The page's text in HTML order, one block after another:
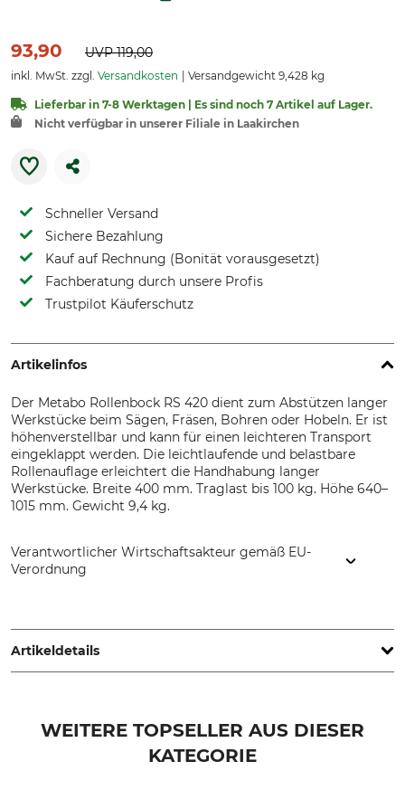
93,90 UVP119,00
inkl. MwSt. zzgl. Versandkosten Versandgewicht 9,428 kg
Lieferbar in 7-8 Werktagen | Es sind noch 7 Artikel auf Lager.
Nicht verfügbar in unserer Filiale in Laakirchen
Schneller Versand
Sichere Bezahlung
Kauf auf Rechnung (Bonität vorausgesetzt)
Fachberatung durch unsere Profis
Trustpilot Käuferschutz
Artikelinfos
Der Metabo Rollenbock RS 420 dient zum Abstützen langer
Werkstücke beim Sägen, Fräsen, Bohren oder Hobeln. Er ist
höhenverstellbar und kann für einen leichteren Transport
eingeklappt werden. Die leichtlaufende und belastbare
Rollenauflage erleichtert die Handhabung langer
Werkstücke. Breite 400 mm. Traglast bis 100 kg. Höhe 640–
1015 mm. Gewicht 9,4 kg.
Verantwortlicher Wirtschaftsakteur gemäß EU-
Verordnung
Germany, www.metabo.de
Artikeldetails
Gewicht
WEITERE TOPSELLER AUS DIESER
KATEGORIE